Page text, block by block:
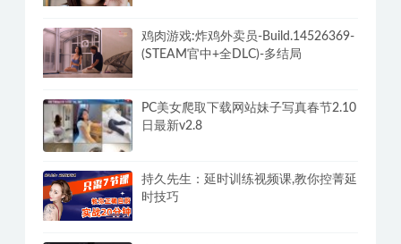
鸡肉游戏:炸鸡外卖员-Build.14526369-
(STEAM官中+全DLC)-多结局
PC美女爬取下载网站妹子写真春节2.10
日最新v2.8
持久先生：延时训练视频课,教你控菁延
时技巧